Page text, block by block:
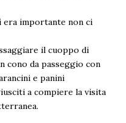
era importante non ci
il cuoppo di
cono da passeggio con
e panini
a compiere la visita